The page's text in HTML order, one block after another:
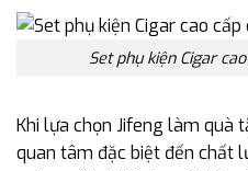
Set phụ kiện Cigar
Khi lựa chọn Jifeng làm quà
quan tâm đặc biệt đến chất